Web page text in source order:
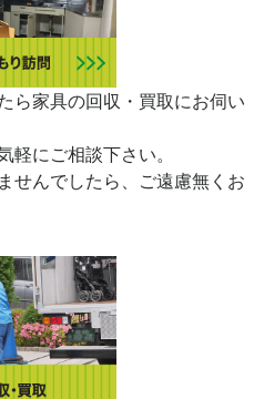
ら家具の回収・買取にお伺い
軽にご相談下さい。
せんでしたら、ご遠慮無くお